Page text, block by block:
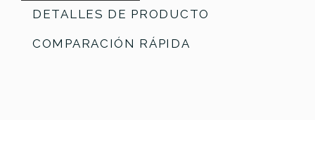
DETALLES DE PRODUCTO
COMPARACIÓN RÁPIDA